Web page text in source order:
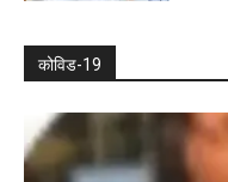
कोविड-19